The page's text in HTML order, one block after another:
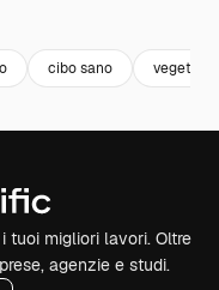
cibo sano vegetable
tuoi migliori lavori. Oltre
agenzie e studi.